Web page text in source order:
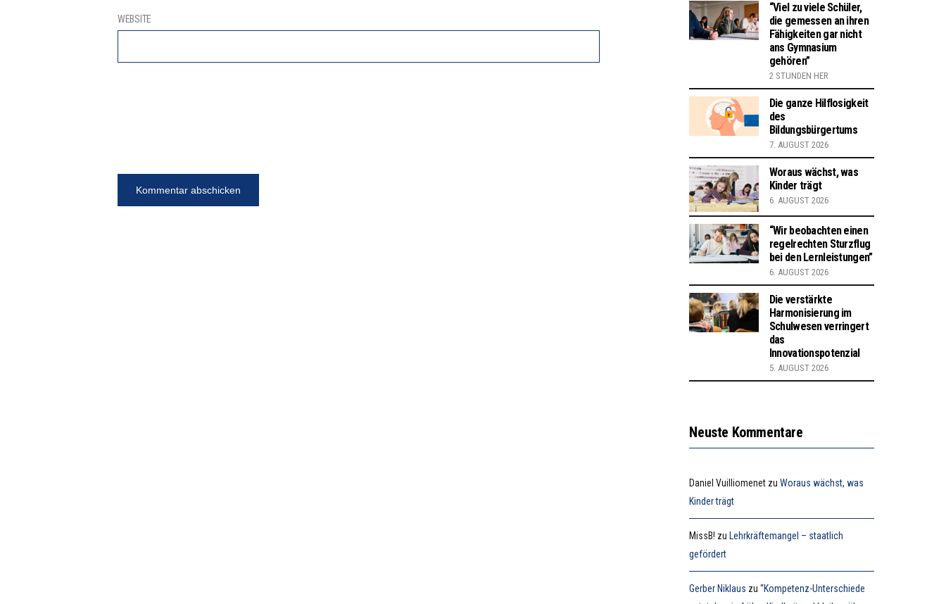
WEBSITE
“Viel zu viele Schüler,
die gemessen an ihren
Fähigkeiten gar nicht
ans Gymnasium
gehören”
2 STUNDEN HER
Die ganze Hilflosigkeit
des
Bildungsbürgertums
7. AUGUST 2026
Woraus wächst, was
Kinder trägt
6. AUGUST 2026
“Wir beobachten einen
regelrechten Sturzflug
bei den Lernleistungen”
6. AUGUST 2026
Die verstärkte
Harmonisierung im
Schulwesen verringert
das
Innovationspotenzial
5. AUGUST 2026
Neuste Kommentare
Daniel Vuilliomenet zuWoraus wächst, was
Kinder trägt
MissB! zu Lehrkräftemangel – staatlich
gefördert
Gerber Niklaus zu“Kompetenz-Unterschiede